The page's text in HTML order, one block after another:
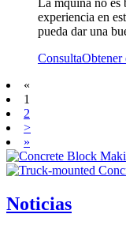
La mquina no es
experiencia en
pueda dar una
ConsultaObtener
«
1
2
>
»
Noticias